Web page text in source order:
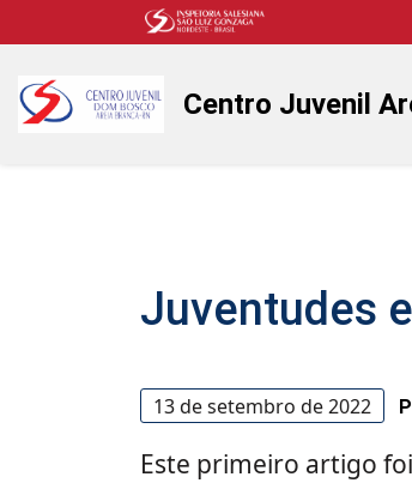
Centro Juvenil
Juventudes
13 de setembro de 2022
Este primeiro artigo